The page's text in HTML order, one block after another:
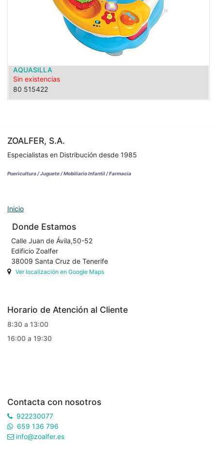
AQUASILLA
Sin existencias
80 515422
ZOALFER, S.A.
Especialistas en Distribución desde 1985
Puericultura / Juguete / Mobiliario Infantil / Farmacia
Inicio
Donde Estamos
Calle Juan de Ávila,50-52
Edificio Zoalfer
38009 Santa Cruz de Tenerife
Ver localización en Google Maps
Horario de Atención al Cliente
8:30 a 13:00
16:00 a 19:30
Contacta con nosotros
922230077
659 136 796
info@zoalfer.es